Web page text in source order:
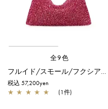
全9色
税込 57,200yen
★ ★ ★ ★ ★ (1件)